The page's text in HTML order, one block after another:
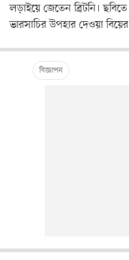
লড়াইয়ে জেতেন ব্রিটনি। ছবিতে
ভারসাচির উপহার দেওয়া